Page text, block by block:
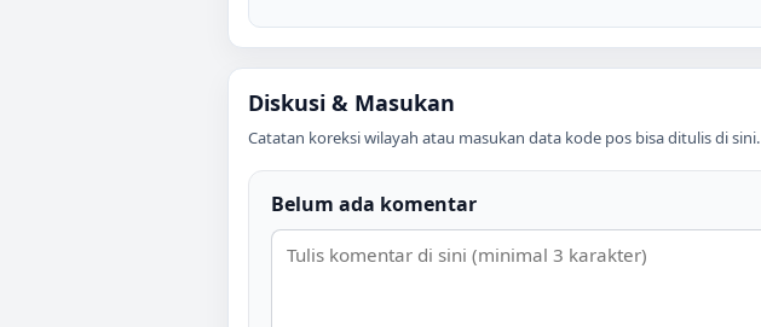
Diskusi & Masukan
Catatan koreksi wilayah atau masukan data kode pos bisa ditulis di sini.
Belum ada komentar